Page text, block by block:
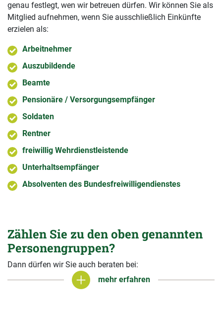
genau festlegt, wen wir betreuen dürfen. Wir können Sie als
Mitglied aufnehmen, wenn Sie ausschließlich Einkünfte
erzielen als:
Arbeitnehmer
Auszubildende
Beamte
Pensionäre / Versorgungsempfänger
Soldaten
Rentner
freiwillig Wehrdienstleistende
Unterhaltsempfänger
Absolventen des Bundesfreiwilligendienstes
Zählen Sie zu den oben genannten
Personengruppen?
Dann dürfen wir Sie auch beraten bei:
mehr erfahren
mehr erfahren